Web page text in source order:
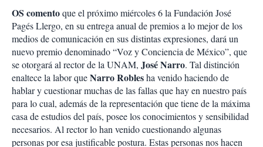
OS comentoque el próximo miércoles 6 la Fundación José
Pagés Llergo, en su entrega anual de premios a lo mejor de los
medios de comunicación en sus distintas expresiones, dará un
nuevo premio denominado “Voz y Conciencia de México”, que
se otorgará al rector de la UNAM, José Narro. Tal distinción
enaltece la labor queNarro Roblesha venido haciendo de
hablar y cuestionar muchas de las fallas que hay en nuestro país
para lo cual, además de la representación que tiene de la máxima
casa de estudios del país, posee los conocimientos y sensibilidad
necesarios. Al rector lo han venido cuestionando algunas
personas por esa justificable postura. Estas personas nos hacen